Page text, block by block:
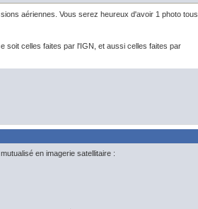
aériennes. Vous serez heureux d'avoir 1 photo tous
soit celles faites par l'IGN, et aussi celles faites par
en imagerie satellitaire :